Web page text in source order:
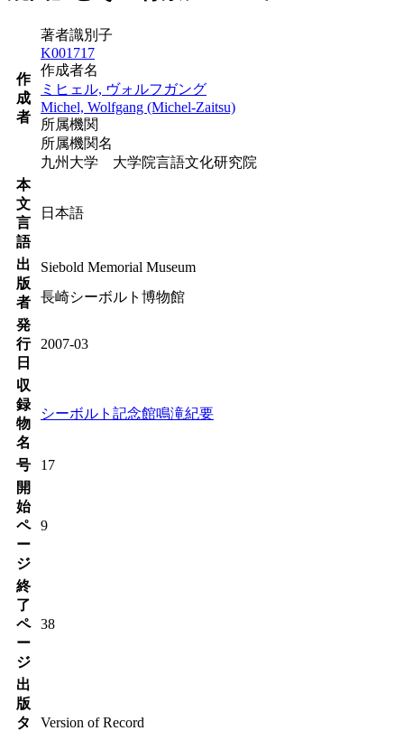
作
成
者
著者識別子
K001717
作成者名
ミヒェル, ヴォルフガング
Michel, Wolfgang (Michel-Zaitsu)
所属機関
所属機関名
九州大学 大学院言語文化研究院
本
文
言
語
日本語
出
版
者
Siebold Memorial Museum
長崎シーボルト博物館
発
行
日
2007-03
収
録
物
名
シーボルト記念館鳴滝紀要
号
17
開
始
ペ
ー
ジ
9
終
了
ペ
ー
ジ
38
出
版
タ
Version of Record